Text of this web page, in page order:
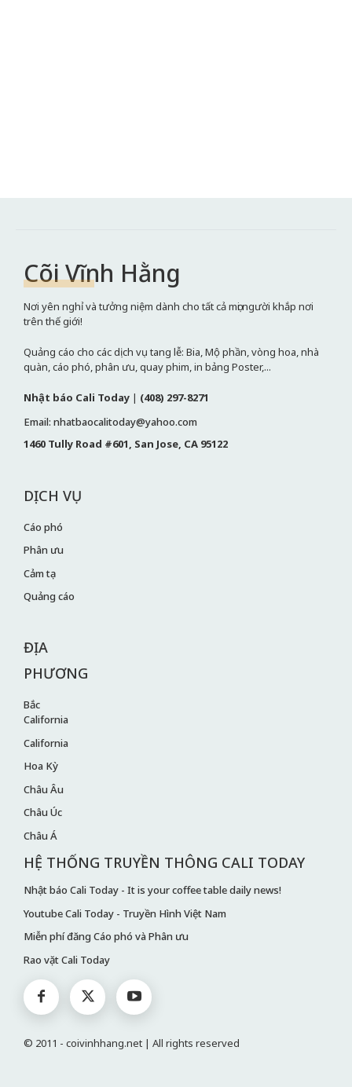
Cõi Vĩnh Hằng
Nơi yên nghỉ và tưởng niệm dành cho tất cả mọi người khắp nơi
trên thế giới!
Quảng cáo cho các dịch vụ tang lễ: Bia, Mộ phần, vòng hoa, nhà
quàn, cáo phó, phân ưu, quay phim, in bảng Poster,...
Nhật báo Cali Today | (408) 297-8271
Email: nhatbaocalitoday@yahoo.com
1460 Tully Road #601, San Jose, CA 95122
DỊCH VỤ
Cáo phó
Phân ưu
Cảm tạ
Quảng cáo
ĐỊA
PHƯƠNG
Bắc
California
California
Hoa Kỳ
Châu Âu
Châu Úc
Châu Á
HỆ THỐNG TRUYỀN THÔNG CALI TODAY
Nhật báo Cali Today - It is your coffee table daily news!
Youtube Cali Today - Truyền Hình Việt Nam
Miễn phí đăng Cáo phó và Phân ưu
Rao vặt Cali Today
© 2011 - coivinhhang.net | All rights reserved